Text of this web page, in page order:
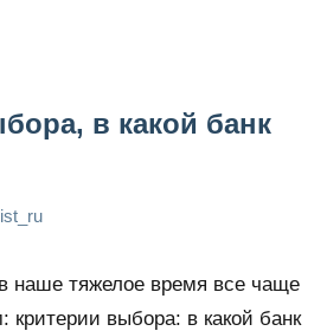
в какой банк
наше тяжелое время все чаще
критерии выбора: в какой банк